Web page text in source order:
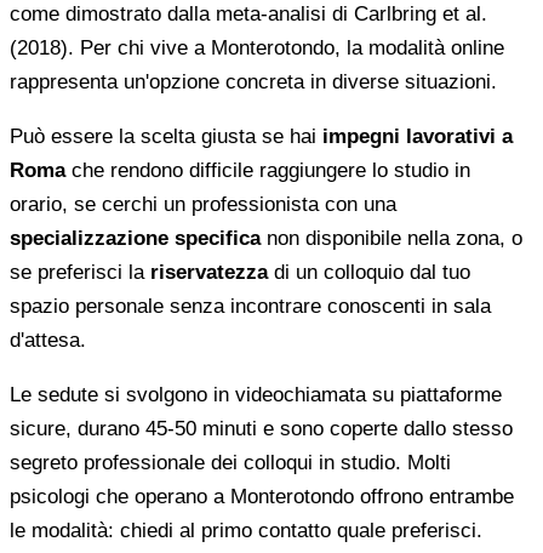
come dimostrato dalla meta-analisi di Carlbring et al.
(2018). Per chi vive a Monterotondo, la modalità online
rappresenta un'opzione concreta in diverse situazioni.
Può essere la scelta giusta se hai impegni lavorativi a
Romache rendono difficile raggiungere lo studio in
orario, se cerchi un professionista con una
specializzazione specificanon disponibile nella zona, o
se preferisci la riservatezzadi un colloquio dal tuo
spazio personale senza incontrare conoscenti in sala
d'attesa.
Le sedute si svolgono in videochiamata su piattaforme
sicure, durano 45-50 minuti e sono coperte dallo stesso
segreto professionale dei colloqui in studio. Molti
psicologi che operano a Monterotondo offrono entrambe
le modalità: chiedi al primo contatto quale preferisci.